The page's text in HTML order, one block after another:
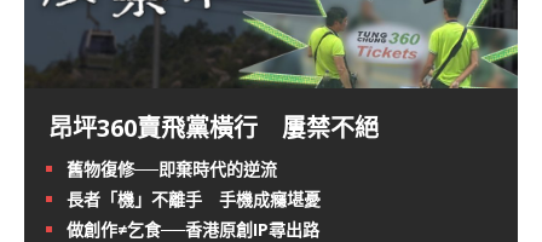
昂坪360賣飛黨橫行 屢禁不絕
舊物復修──即棄時代的逆流
長者「機」不離手 手機成癮堪憂
做創作≠乞食──香港原創IP尋出路